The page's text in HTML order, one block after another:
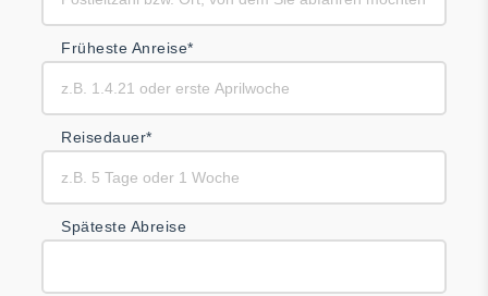
Früheste Anreise*
Reisedauer*
Späteste Abreise